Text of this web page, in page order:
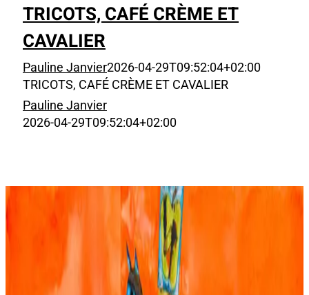
TRICOTS, CAFÉ CRÈME ET
CAVALIER
Pauline Janvier2026-04-29T09:52:04+02:00
TRICOTS, CAFÉ CRÈME ET CAVALIER
Pauline Janvier
2026-04-29T09:52:04+02:00